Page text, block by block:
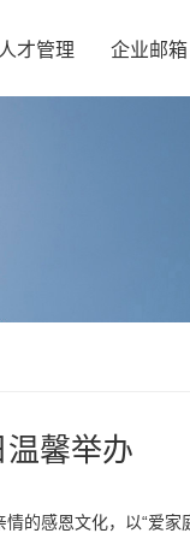
人才管理 企业邮箱
馨举办
感恩文化，以“爱家